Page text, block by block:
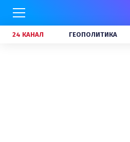
24 КАНАЛ ГЕОПОЛИТИКА